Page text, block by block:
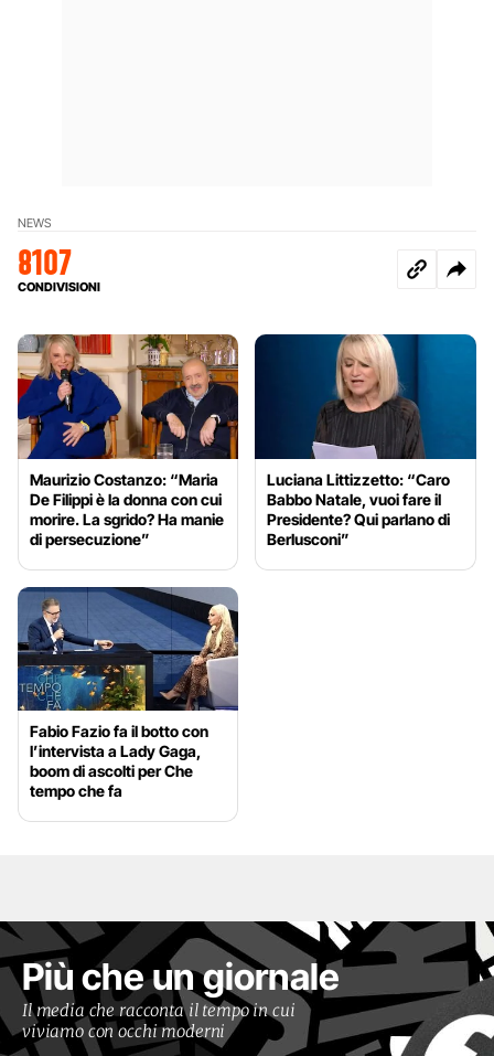
NEWS
8107
CONDIVISIONI
Maurizio Costanzo: “Maria
De Filippi è la donna con cui
morire. La sgrido? Ha manie
di persecuzione”
Luciana Littizzetto: “Caro
Babbo Natale, vuoi fare il
Presidente? Qui parlano di
Berlusconi”
Fabio Fazio fa il botto con
l’intervista a Lady Gaga,
boom di ascolti per Che
tempo che fa
Più che un giornale
Il media che racconta il tempo in cui
viviamo con occhi moderni